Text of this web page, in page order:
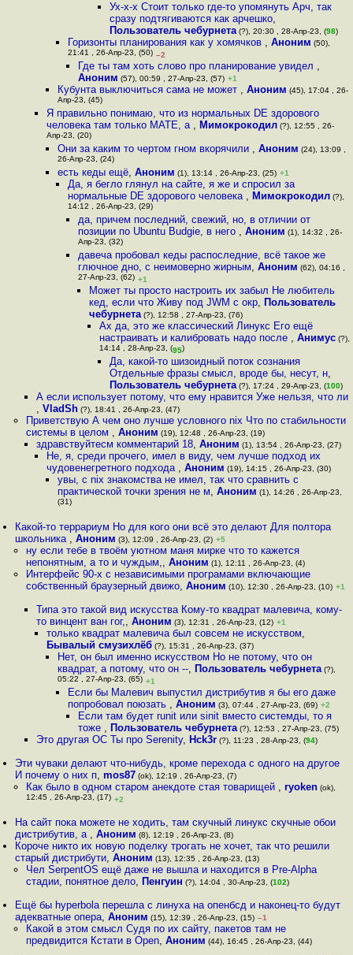
Ух-х-х Стоит только где-то упомянуть Арч, так
сразу подтягиваются как арчешко,
Пользователь чебурнета (?), 20:30 , 28-Апр-23, (98)
Горизонты планирования как у хомячков , Аноним (50),
21:41 , 26-Апр-23, (50) –2
Где ты там хоть слово про планирование увидел ,
Аноним (57), 00:59 , 27-Апр-23, (57) +1
Кубунта выключиться сама не может , Аноним (45), 17:04 , 26-
Апр-23, (45)
Я правильно понимаю, что из нормальных DE здорового
человека там только MATE, а , Мимокрокодил (?), 12:55 , 26-
Апр-23, (20)
Они за каким то чертом гном вкорячили , Аноним (24), 13:09 ,
26-Апр-23, (24)
есть кеды ещё, Аноним (1), 13:14 , 26-Апр-23, (25) +1
Да, я бегло глянул на сайте, я же и спросил за
нормальные DE здорового человека , Мимокрокодил(?),
14:12 , 26-Апр-23, (29)
да, причем последний, свежий, но, в отличии от
позиции по Ubuntu Budgie, в него ,Аноним (1), 14:32 , 26-
Апр-23, (32)
давеча пробовал кеды распоследние, всё такое же
глючное дно, с неимоверно жирным,Аноним (62), 04:16 ,
27-Апр-23, (62) +1
Может ты просто настроить их забыл Не любитель
кед, если что Живу под JWM с окр, Пользователь
чебурнета(?), 12:58 , 27-Апр-23, (76)
Ах да, это же классический Линукс Его ещё
настраивать и калибровать надо после , Анимус(?),
14:14 , 28-Апр-23, (95)
Да, какой-то шизоидный поток сознания
Отдельные фразы смысл, вроде бы, несут, н,
Пользователь чебурнета (?), 17:24 , 29-Апр-23, (100)
А если использует потому, что ему нравится Уже нельзя, что ли
, VladSh(?), 18:41 , 26-Апр-23, (47)
Приветствую А чем оно лучше условного nix Что по стабильности
системы в целом , Аноним (19), 12:48 , 26-Апр-23, (19)
здравствуйтесм комментарий 18, Аноним (1), 13:54 , 26-Апр-23, (27)
Не, я, среди прочего, имел в виду, чем лучше подход их
чудовенегретного подхода ,Аноним (19), 14:15 , 26-Апр-23, (30)
увы, с nix знакомства не имел, так что сравнить с
практической точки зрения не м, Аноним (1), 14:26 , 26-Апр-23,
(31)
Какой-то террариум Но для кого они всё это делают Для полтора
школьника ,Аноним (3), 12:09 , 26-Апр-23, (2) +5
ну если тебе в твоём уютном маня мирке что то кажется
непонятным, а то и чуждым,, Аноним (1), 12:11 , 26-Апр-23, (4)
Интерфейс 90-х с независимыми програмами включающие
собственный браузерный движо, Аноним (10), 12:30 , 26-Апр-23, (10) +1
Типа это такой вид искусства Кому-то квадрат малевича, кому-
то винцент ван гог,, Аноним (3), 12:31 , 26-Апр-23, (12) +1
только квадрат малевича был совсем не искусством,
Бывалый смузихлёб (?), 15:31 , 26-Апр-23, (37)
Нет, он был именно искусством Но не потому, что он
квадрат, а потому, что он --, Пользователь чебурнета(?),
05:22 , 27-Апр-23, (65) +1
Если бы Малевич выпустил дистрибутив я бы его даже
попробовал поюзать , Аноним (3), 07:44 , 27-Апр-23, (69) +2
Если там будет runit или sinit вместо системды, то я
тоже , Пользователь чебурнета (?), 12:53 , 27-Апр-23, (75)
Это другая ОС Ты про Serenity, Hck3r(?), 11:23 , 28-Апр-23, (94)
Эти чуваки делают что-нибудь, кроме перехода с одного на другое
И почему о них п,mos87 (ok), 12:19 , 26-Апр-23, (7)
Как было в одном старом анекдоте стая товарищей , ryoken(ok),
12:45 , 26-Апр-23, (17) +2
На сайт пока можете не ходить, там скучный линукс скучные обои
дистрибутив, а ,Аноним (8), 12:19 , 26-Апр-23, (8)
Короче никто их новую поделку трогать не хочет, так что решили
старый дистрибути,Аноним (13), 12:35 , 26-Апр-23, (13)
Чел SerpentOS ещё даже не вышла и находится в Pre-Alpha
стадии, понятное дело, Пенгуин (?), 14:04 , 30-Апр-23, (102)
Ещё бы hyperbola перешла с линуха на опенбсд и наконец-то будут
адекватные опера,Аноним (15), 12:39 , 26-Апр-23, (15) –1
Какой в этом смысл Судя по их сайту, пакетов там не
предвидится Кстати в Open, Аноним (44), 16:45 , 26-Апр-23, (44)